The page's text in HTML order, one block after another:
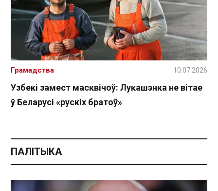
Узбекі замест масквічоў: Лукашэнка не вітае
ў Беларусі «рускіх братоў»
Грамадства 10.07.2026
ПАЛІТЫКА